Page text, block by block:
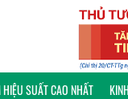
SUẤT CAO NHẤT